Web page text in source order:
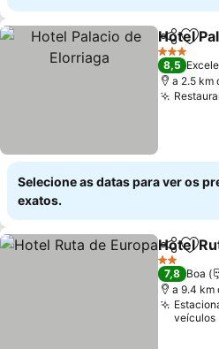
Partilhar
Hotel
3 Estrelas
8,5
a 2.5 km
Selecione as datas para ver os
exatos.
Partilhar
Hotel
2 Estrelas
7,8 Boa
a 9.4 km
veículos